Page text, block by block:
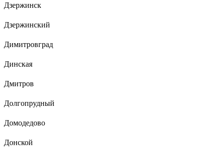
Дзержинск
Дзержинский
Димитровград
Динская
Дмитров
Долгопрудный
Домодедово
Донской